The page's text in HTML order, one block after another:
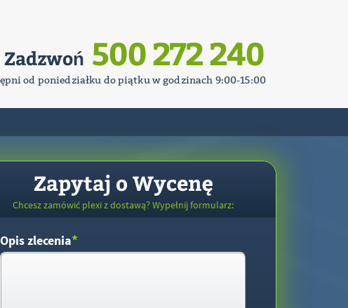
Zadzwoń 500 272 240
od poniedziałku do piątku w godzinach 9:00-15:00
Zapytaj o Wycenę
Chcesz zamówić plexi z dostawą? Wypełnij formularz:
Opis zlecenia*